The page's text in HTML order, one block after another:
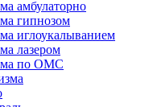
амбулаторно
гипнозом
иглоукалыванием
лазером
по ОМС